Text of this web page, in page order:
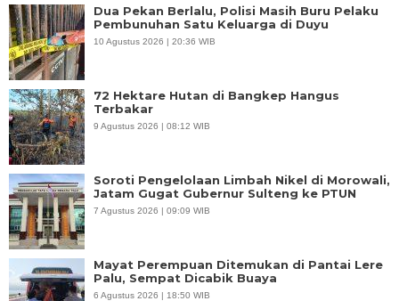
Dua Pekan Berlalu, Polisi Masih Buru Pelaku
Pembunuhan Satu Keluarga di Duyu
10 Agustus 2026 | 20:36 WIB
72 Hektare Hutan di Bangkep Hangus
Terbakar
9 Agustus 2026 | 08:12 WIB
Soroti Pengelolaan Limbah Nikel di Morowali,
Jatam Gugat Gubernur Sulteng ke PTUN
7 Agustus 2026 | 09:09 WIB
Mayat Perempuan Ditemukan di Pantai Lere
Palu, Sempat Dicabik Buaya
6 Agustus 2026 | 18:50 WIB